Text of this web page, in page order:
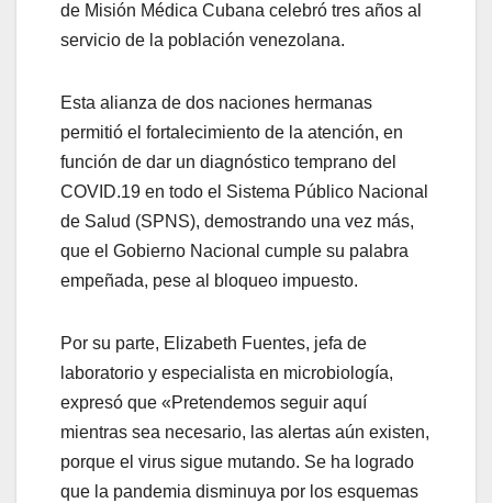
de Misión Médica Cubana celebró tres años al
servicio de la población venezolana.
Esta alianza de dos naciones hermanas
permitió el fortalecimiento de la atención, en
función de dar un diagnóstico temprano del
COVID.19 en todo el Sistema Público Nacional
de Salud (SPNS), demostrando una vez más,
que el Gobierno Nacional cumple su palabra
empeñada, pese al bloqueo impuesto.
Por su parte, Elizabeth Fuentes, jefa de
laboratorio y especialista en microbiología,
expresó que «Pretendemos seguir aquí
mientras sea necesario, las alertas aún existen,
porque el virus sigue mutando. Se ha logrado
que la pandemia disminuya por los esquemas